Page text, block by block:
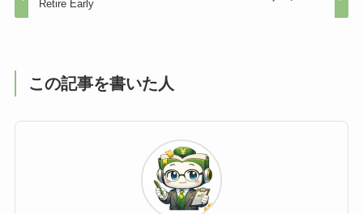
Retire Early
この記事を書いた人